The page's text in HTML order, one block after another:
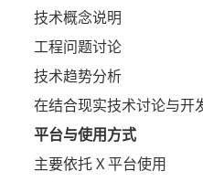
技术概念说明
工程问题讨论
技术趋势分析
在结合现实技术讨论与开
平台与使用方式
主要依托 X 平台使用